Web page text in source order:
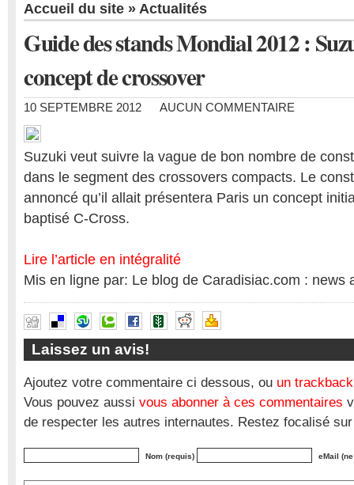
Accueil du site » Actualités
Guide des stands Mondial 2012 :
concept de crossover
10 SEPTEMBRE 2012 AUCUN COMMENTAIRE
Suzuki veut suivre la vague de bon nombre de
dans le segment des crossovers compacts. Le
annoncé qu’il allait présentera Paris un concept
baptisé C-Cross.
Lire l’article en intégralité
Mis en ligne par: Le blog de Caradisiac.com : news
Laissez un avis!
Ajoutez votre commentaire ci dessous, ou un trackback
Vous pouvez aussi vous abonner à ces commentaires
de respecter les autres internautes. Restez focalisé
Nom (requis) eMail